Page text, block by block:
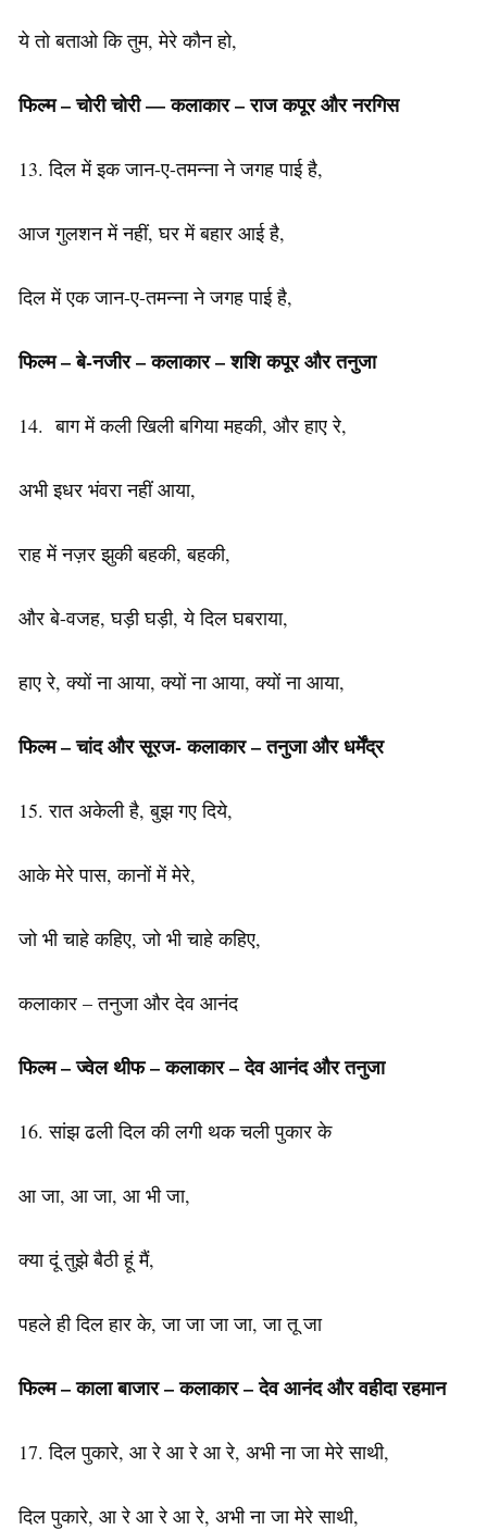
ये तो बताओ कि तुम, मेरे कौन हो,
फिल्म – चोरी चोरी ––कलाकार– राज कपूर और नरगिस
13. दिल में इक जान-ए-तमन्ना ने जगह पाई है,
आज गुलशन में नहीं, घर में बहार आई है,
दिल में एक जान-ए-तमन्ना ने जगह पाई है,
फिल्म – बे-नजीर – कलाकार – शशि कपूर और तनुजा
14. बाग में कली खिली बगिया महकी, और हाए रे,
अभी इधर भंवरा नहीं आया,
राह में नज़र झुकी बहकी, बहकी,
और बे-वजह, घड़ी घड़ी, ये दिल घबराया,
हाए रे, क्यों ना आया, क्यों ना आया, क्यों ना आया,
फिल्म – चांद और सूरज- कलाकार – तनुजा और धर्मेंद्र
15. रात अकेली है, बुझ गए दिये,
आके मेरे पास, कानों में मेरे,
जो भी चाहे कहिए, जो भी चाहे कहिए,
कलाकार – तनुजा और देव आनंद
फिल्म – ज्वेल थीफ – कलाकार – देव आनंद और तनुजा
16. सांझ ढली दिल की लगी थक चली पुकार के
आ जा, आ जा, आ भी जा,
क्या दूं तुझे बैठी हूं मैं,
पहले ही दिल हार के, जा जा जा जा, जा तू जा
फिल्म – काला बाजार – कलाकार – देव आनंद और वहीदा रहमान
17. दिल पुकारे, आ रे आ रे आ रे, अभी ना जा मेरे साथी,
दिल पुकारे, आ रे आ रे आ रे, अभी ना जा मेरे साथी,